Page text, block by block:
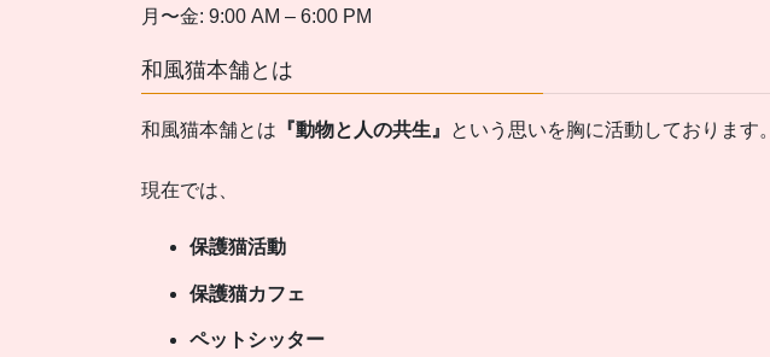
月〜金: 9:00 AM – 6:00 PM
和風猫本舗とは
和風猫本舗とは 『動物と人の共生』 という思いを胸に活動しております。
現在では、
保護猫活動
保護猫カフェ
ペットシッター